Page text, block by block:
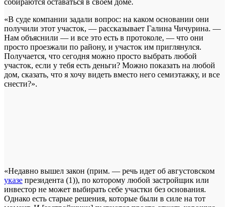
собираются оставаться в своем доме.
«В суде компании задали вопрос: на каком основании они
получили этот участок, — рассказывает Галина Чичурина. —
Нам объяснили — и все это есть в протоколе, — что они
просто проезжали по району, и участок им приглянулся.
Получается, что сегодня можно просто выбрать любой
участок, если у тебя есть деньги? Можно показать на любой
дом, сказать, что я хочу видеть вместо него семиэтажку, и все
снести?».
«Недавно вышел закон (прим. — речь идет об августовском
указе президента (1)), по которому любой застройщик или
инвестор не может выбирать себе участки без основания.
Однако есть старые решения, которые были в силе на тот